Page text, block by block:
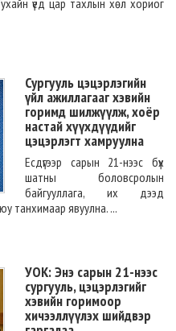
үед цар тахлын хөл хориог
Сургууль цэцэрлэгийн
үйл ажиллагааг хэвийн
горимд шилжүүлж, хоёр
настай хүүхдүүдийг
цэцэрлэгт хамруулна
Есдүгээр сарын 21-нээс бүх
шатны боловсролын
байгууллага, их дээд
танхимаар явуулна. ...
УОК: Энэ сарын 21-нээс
сургууль, цэцэрлэгийг
хэвийн горимоор
хичээллүүлэх шийдвэр